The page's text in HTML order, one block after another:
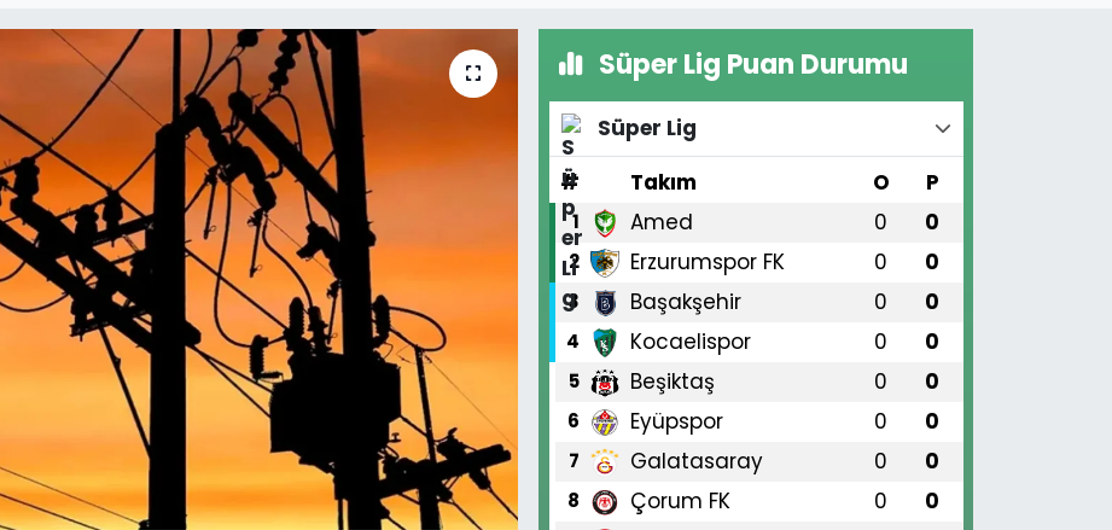
Süper Lig Puan Durumu
Süper Lig
#
Takım O P
1 Amed 0 0
2 Erzurumspor FK 0 0
3 Başakşehir 0 0
4 Kocaelispor 0 0
5 Beşiktaş 0 0
6 Eyüpspor 0 0
7 Galatasaray 0 0
8 Çorum FK 0 0